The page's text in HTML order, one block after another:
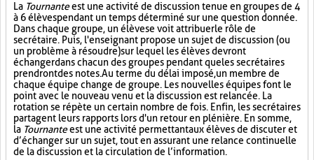
La Tournanteest une activité de discussion tenue en groupes de 4
à 6 élèves pendant un temps déterminé sur une question donnée.
Dans chaque groupe, un élève se voit attribuer le rôle de
secrétaire. Puis, l'enseignant propose un sujet de discussion (ou
un problème à résoudre) sur lequel les élèves devront
échanger dans chacun des groupes pendant que les secrétaires
prendront des notes. Au terme du délai imposé, un membre de
chaque équipe change de groupe. Les nouvelles équipes font le
point avec le nouveau venu et la discussion est relancée. La
rotation se répète un certain nombre de fois. Enfin, les secrétaires
partagent leurs rapports lors d'un retour en plénière. En somme,
la Tournanteest une activité permettant aux élèves de discuter et
d’échanger sur un sujet, tout en assurant une relance continuelle
de la discussion et la circulation de l’information.